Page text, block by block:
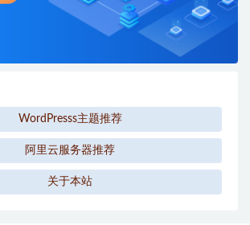
WordPresss主题推荐
阿里云服务器推荐
关于本站